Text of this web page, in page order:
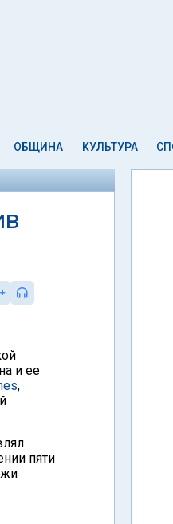
ОБЩИНА КУЛЬТУРА
и ее
,
пяти